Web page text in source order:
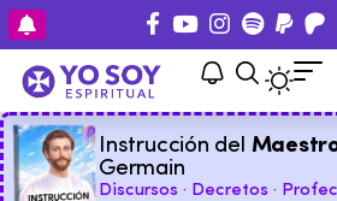
Instrucción del
Germain
Discursos · Decretos ·